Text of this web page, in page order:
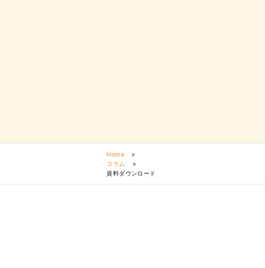
Home
>
コラム
>
資料ダウンロード